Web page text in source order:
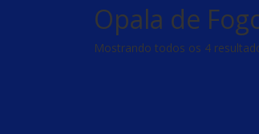
Opala de
Mostrando todos os 4